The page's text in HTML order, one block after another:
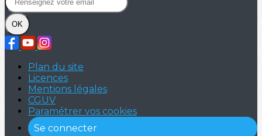
OK
Plan du site
Licences
Mentions légales
CGUV
Paramétrer vos cookies
Se connecter